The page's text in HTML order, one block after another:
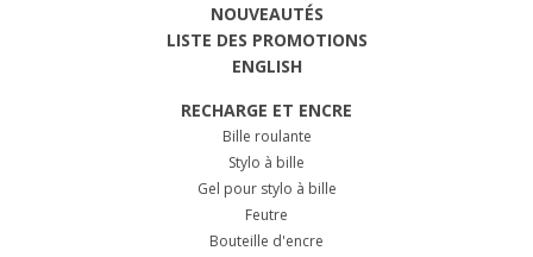
NOUVEAUTÉS
LISTE DES PROMOTIONS
ENGLISH
RECHARGE ET ENCRE
Bille roulante
Stylo à bille
Gel pour stylo à bille
Feutre
Bouteille d'encre